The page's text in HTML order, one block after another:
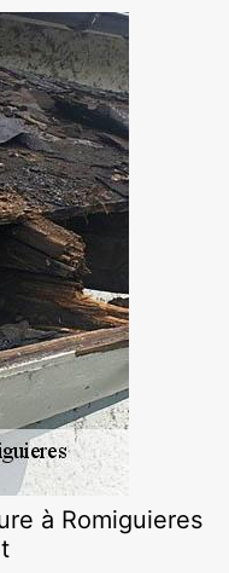
à Romiguieres